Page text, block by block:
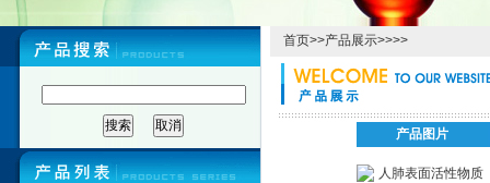
首页>>产品展示>>>>
产品图片